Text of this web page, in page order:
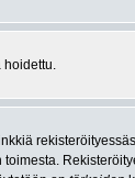
hoidettu.